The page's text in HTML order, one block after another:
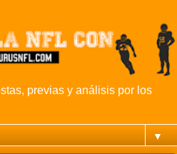
previas y análisis por los
▼